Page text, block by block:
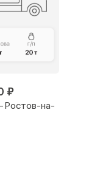
₽
Ростов-на-